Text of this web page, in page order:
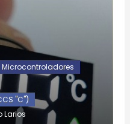
Microcontroladores
"C")
Larios